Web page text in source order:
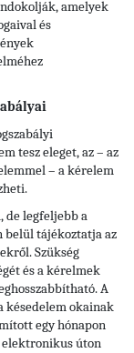
amelyek
és
tesz eleget, az – az
– a kérelem
de legfeljebb a
belül tájékoztatja az
Szükség
és a kérelmek
A
késedelem okainak
egy hónapon
úton